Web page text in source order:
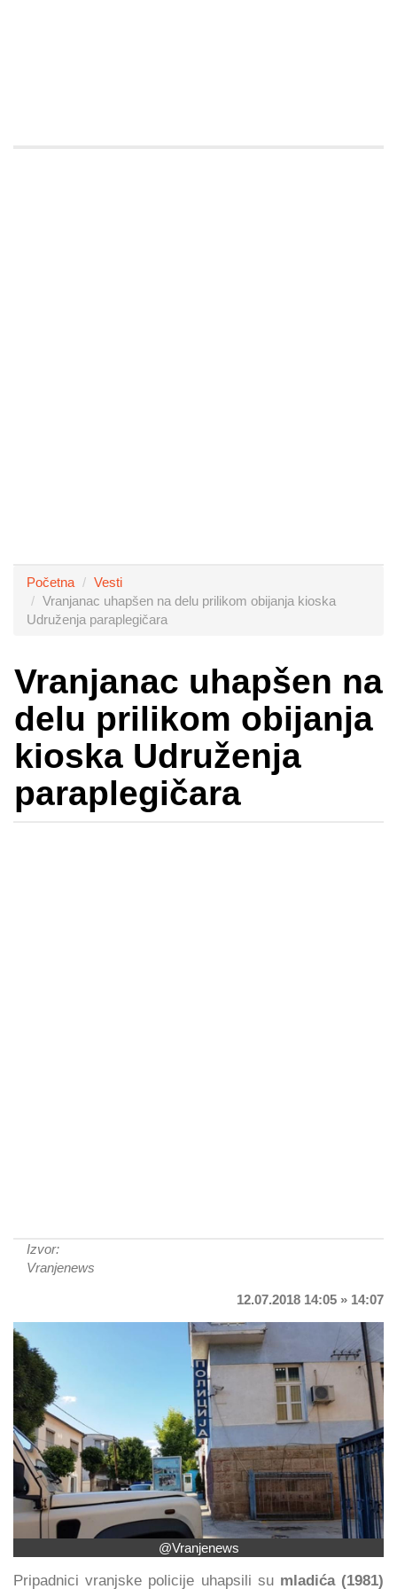
Početna
Vesti
Vranjanac uhapšen na delu prilikom obijanja kioska
Udruženja paraplegičara
Vranjanac uhapšen na
delu prilikom obijanja
kioska Udruženja
paraplegičara
Izvor:
Vranjenews
12.07.2018 14:05 » 14:07
@Vranjenews
Pripadnici vranjske policije uhapsili su mladića (1981)